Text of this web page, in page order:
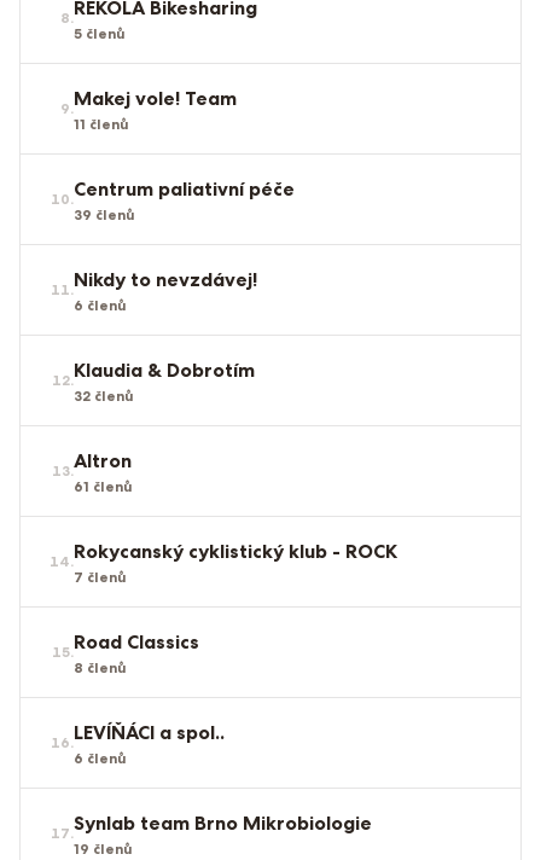
8.REKOLA Bikesharing
5 členů
9.Makej vole! Team
11 členů
10.Centrum paliativní péče
39 členů
11.Nikdy to nevzdávej!
6 členů
12.Klaudia & Dobrotím
32 členů
13.Altron
61 členů
14.Rokycanský cyklistický klub - ROCK
7 členů
15.Road Classics
8 členů
16.LEVÍŇÁCI a spol..
6 členů
17.Synlab team Brno Mikrobiologie
19 členů